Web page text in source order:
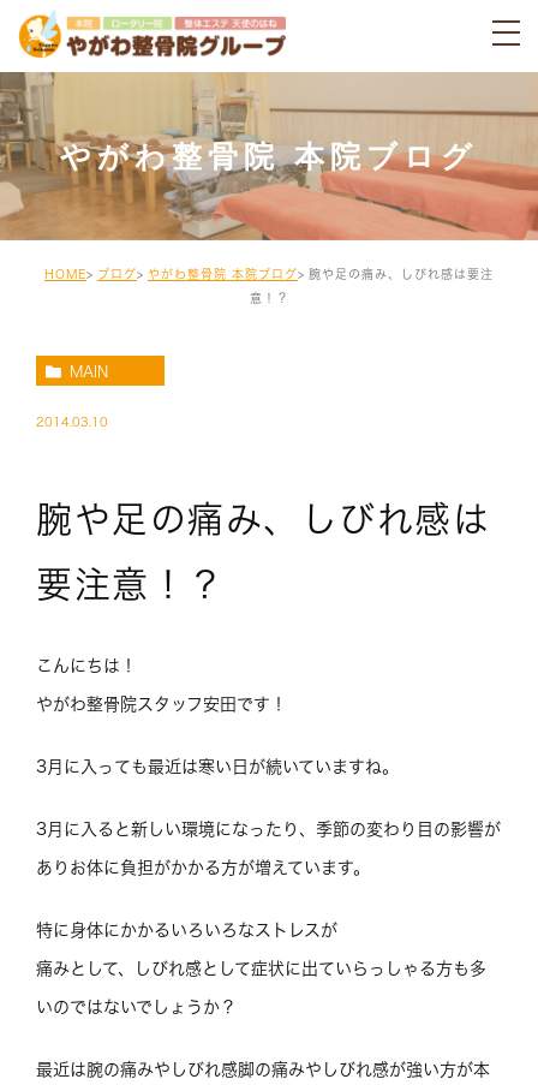
やがわ整骨院 本院ブログ
HOME ブログ やがわ整骨院 本院ブログ
腕や足の痛み、しびれ感は要注
意！？
MAIN
2014.03.10
腕や足の痛み、しびれ感は
要注意！？
こんにちは！
やがわ整骨院スタッフ安田です！
3月に入っても最近は寒い日が続いていますね。
3月に入ると新しい環境になったり、季節の変わり目の影響が
ありお体に負担がかかる方が増えています。
特に身体にかかるいろいろなストレスが
痛みとして、しびれ感として症状に出ていらっしゃる方も多
いのではないでしょうか？
最近は腕の痛みやしびれ感脚の痛みやしびれ感が強い方が本